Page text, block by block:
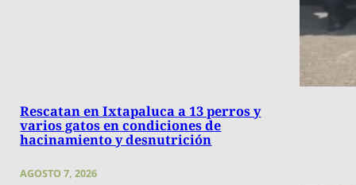
Rescatan en Ixtapaluca a 13 perros y
varios gatos en condiciones de
hacinamiento y desnutrición
AGOSTO 7, 2026